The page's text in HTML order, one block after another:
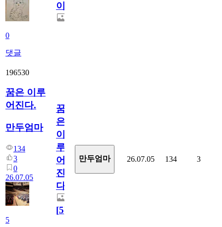
0
댓글
이
196530
꿈은 이루
어진다.
만두엄마
134
3
0
26.07.05
5
꿈
은
이
루
어
진
다.
[5]
만두엄마 26.07.05 134 3